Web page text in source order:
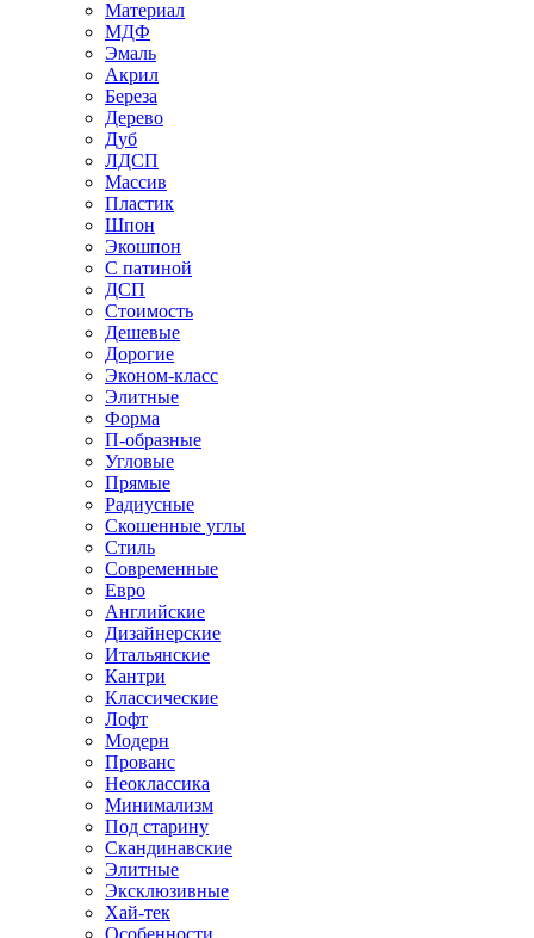
Материал
МДФ
Эмаль
Акрил
Береза
Дерево
Дуб
ЛДСП
Массив
Пластик
Шпон
Экошпон
С патиной
ДСП
Стоимость
Дешевые
Дорогие
Эконом-класс
Элитные
Форма
П-образные
Угловые
Прямые
Радиусные
Скошенные углы
Стиль
Современные
Евро
Английские
Дизайнерские
Итальянские
Кантри
Классические
Лофт
Модерн
Прованс
Неоклассика
Минимализм
Под старину
Скандинавские
Элитные
Эксклюзивные
Хай-тек
Особенности